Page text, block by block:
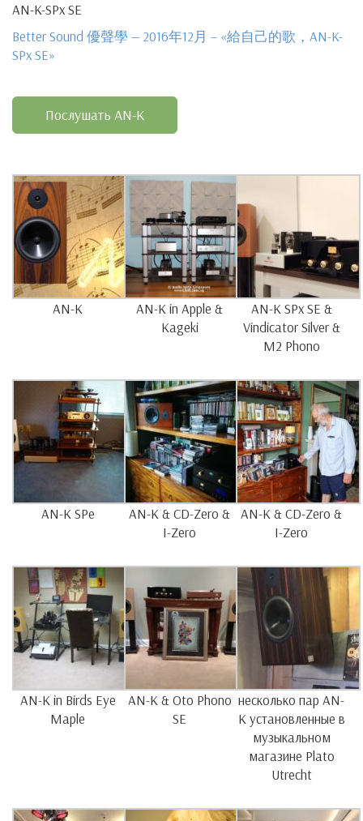
AN-K-SPx SE
Better Sound 優聲學 — 2016年12月 – «給自己的歌，AN-K-
SPx SE»
Послушать AN-K
AN-K
AN-K in Apple &
Kageki
AN-K SPx SE &
Vindicator Silver &
M2 Phono
AN-K SPe
AN-K & CD-Zero &
I-Zero
AN-K & CD-Zero &
I-Zero
AN-K in Birds Eye
Maple
AN-K & Oto Phono
SE
несколько пар AN-
K установленные в
музыкальном
магазине Plato
Utrecht